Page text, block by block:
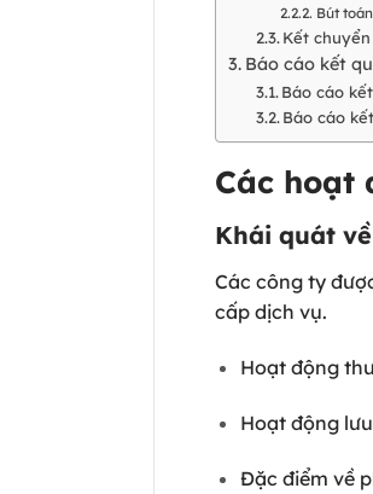
Bút toán
Kết
Báo cáo kết
Báo cáo
Báo cáo
Các hoạt
Khái quát
Các công ty
cấp dịch vụ.
Hoạt động
Hoạt động
Đặc điểm về